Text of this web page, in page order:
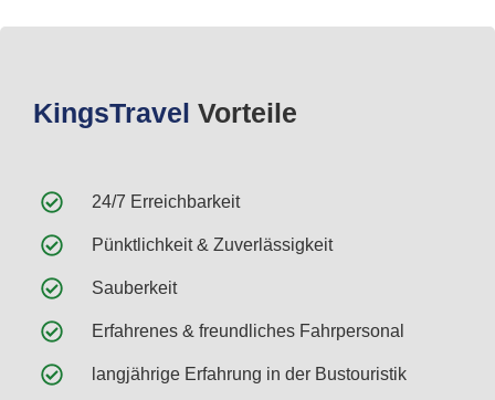
KingsTravel Vorteile
24/7 Erreichbarkeit
Pünktlichkeit & Zuverlässigkeit
Sauberkeit
Erfahrenes & freundliches Fahrpersonal
langjährige Erfahrung in der Bustouristik